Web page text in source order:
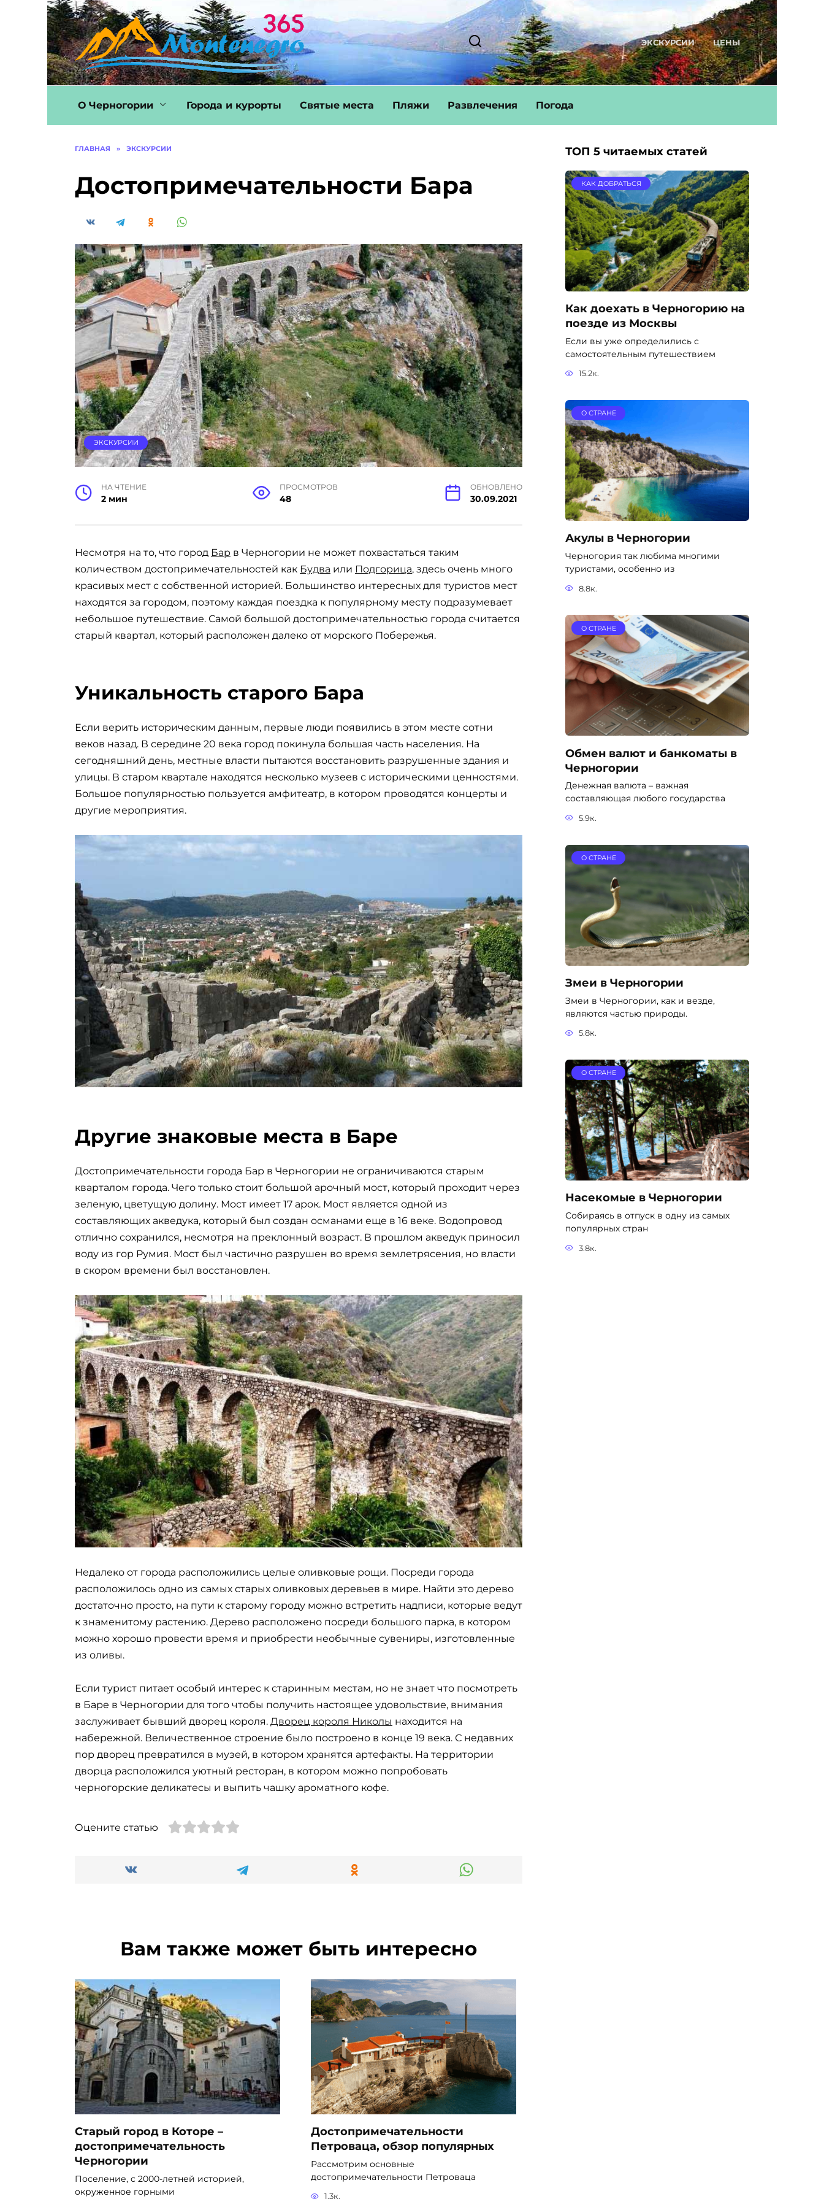
содержанию
ЭКСКУРСИИ ЦЕНЫ
О Черногории Города и курорты Святые места Пляжи Развлечения Погода
ГЛАВНАЯ » ЭКСКУРСИИ
Достопримечательности Бара
ЭКСКУРСИИ
НА ЧТЕНИЕ
2 мин
ПРОСМОТРОВ
48
ОБНОВЛЕНО
30.09.2021
Несмотря на то, что город Бар в Черногории не может похвастаться таким
количеством достопримечательностей как Будва или Подгорица, здесь очень много
красивых мест с собственной историей. Большинство интересных для туристов мест
находятся за городом, поэтому каждая поездка к популярному месту подразумевает
небольшое путешествие. Самой большой достопримечательностью города считается
старый квартал, который расположен далеко от морского Побережья.
Уникальность старого Бара
Если верить историческим данным, первые люди появились в этом месте сотни
веков назад. В середине 20 века город покинула большая часть населения. На
сегодняшний день, местные власти пытаются восстановить разрушенные здания и
улицы. В старом квартале находятся несколько музеев с историческими ценностями.
Большое популярностью пользуется амфитеатр, в котором проводятся концерты и
другие мероприятия.
Другие знаковые места в Баре
Достопримечательности города Бар в Черногории не ограничиваются старым
кварталом города. Чего только стоит большой арочный мост, который проходит через
зеленую, цветущую долину. Мост имеет 17 арок. Мост является одной из
составляющих акведука, который был создан османами еще в 16 веке. Водопровод
отлично сохранился, несмотря на преклонный возраст. В прошлом акведук приносил
воду из гор Румия. Мост был частично разрушен во время землетрясения, но власти
в скором времени был восстановлен.
Недалеко от города расположились целые оливковые рощи. Посреди города
расположилось одно из самых старых оливковых деревьев в мире. Найти это дерево
достаточно просто, на пути к старому городу можно встретить надписи, которые ведут
к знаменитому растению. Дерево расположено посреди большого парка, в котором
можно хорошо провести время и приобрести необычные сувениры, изготовленные
из оливы.
Если турист питает особый интерес к старинным местам, но не знает что посмотреть
в Баре в Черногории для того чтобы получить настоящее удовольствие, внимания
заслуживает бывший дворец короля. Дворец короля Николы находится на
набережной. Величественное строение было построено в конце 19 века. С недавних
пор дворец превратился в музей, в котором хранятся артефакты. На территории
дворца расположился уютный ресторан, в котором можно попробовать
черногорские деликатесы и выпить чашку ароматного кофе.
Оцените статью
Вам также может быть интересно
Старый город в Которе –
достопримечательность
Черногории
Поселение, с 2000-летней историей,
окруженное горными
Достопримечательности
Петроваца, обзор популярных
Рассмотрим основные
достопримечательности Петроваца
1.3к.
ТОП 5 читаемых статей
КАК ДОБРАТЬСЯ
Как доехать в Черногорию на
поезде из Москвы
Если вы уже определились с
самостоятельным путешествием
15.2к.
О СТРАНЕ
Акулы в Черногории
Черногория так любима многими
туристами, особенно из
8.8к.
О СТРАНЕ
Обмен валют и банкоматы в
Черногории
Денежная валюта – важная
составляющая любого государства
5.9к.
О СТРАНЕ
Змеи в Черногории
Змеи в Черногории, как и везде,
являются частью природы.
5.8к.
О СТРАНЕ
Насекомые в Черногории
Собираясь в отпуск в одну из самых
популярных стран
3.8к.